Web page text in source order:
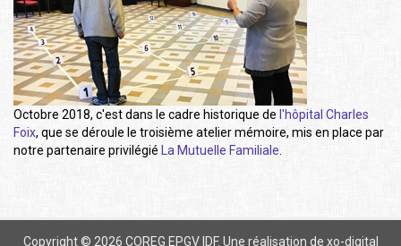
Octobre 2018, c'est dans le cadre historique de l'hôpital Charles
Foix, que se déroule le troisième atelier mémoire, mis en place par
notre partenaire privilégié La Mutuelle Familiale
Copyright © 2026 COREG EPGV IDF. Une réalisation de xo-digital